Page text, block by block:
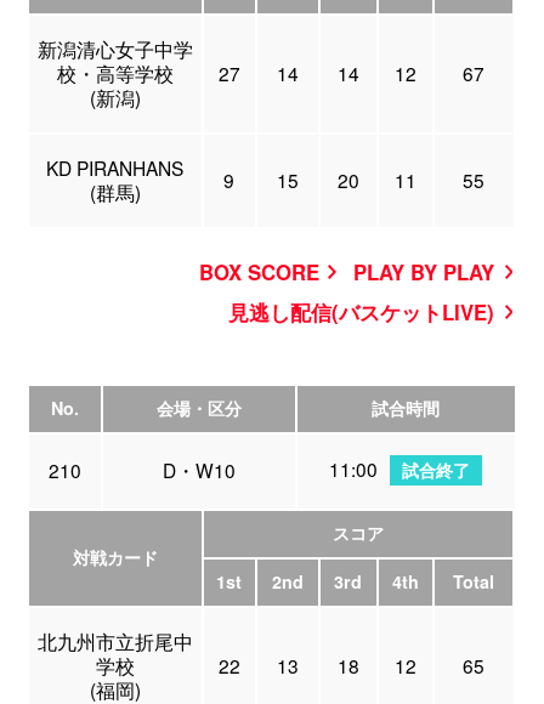
新潟清心女子中学
校・高等学校
(新潟)
27 14 14 12 67
KD PIRANHANS
(群馬)
9 15 20 11 55
BOX SCORE
PLAY BY PLAY
見逃し配信(バスケットLIVE)
No. 会場・区分 試合時間
210 D・W10 11:00 試合終了
対戦カード
スコア
1st
2nd 3rd 4th Total
北九州市立折尾中
学校
(福岡)
22 13 18 12 65